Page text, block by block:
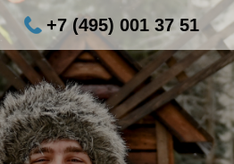
+7 (495) 001 37 51